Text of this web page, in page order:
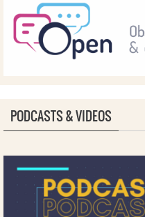
PODCASTS & VIDEOS